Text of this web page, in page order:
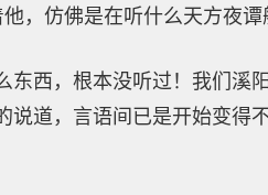
，仿佛是在听什么天方夜谭
东西，根本没听过！我们
道，言语间已是开始变得